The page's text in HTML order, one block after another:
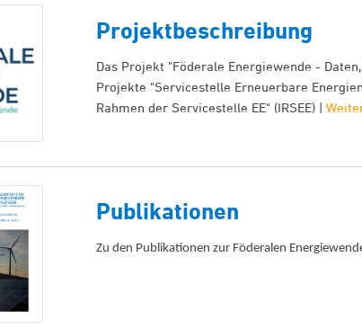
Projektbeschreibung
Das Projekt "Föderale Energiewende -
Projekte "Servicestelle Erneuerbare
Rahmen der Servicestelle EE" (IRSEE) |
Publikationen
Zu den Publikationen zur Föderalen